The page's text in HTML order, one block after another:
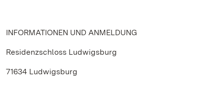
INFORMATIONEN UND ANMELDUNG
Residenzschloss Ludwigsburg
71634 Ludwigsburg